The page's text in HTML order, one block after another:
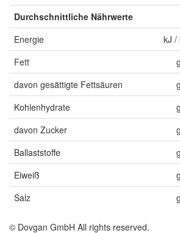
Durchschnittliche Nährwerte
Energie
kJ /
Fett
g
davon gesättigte Fettsäuren
g
Kohlenhydrate
g
davon Zucker
g
Ballaststoffe
g
Eiweiß
g
Salz
g
© Dovgan GmbH All rights reserved.